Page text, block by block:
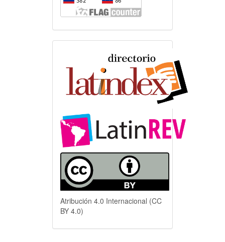
Indexación
Atribución 4.0 Internacional (CC
BY 4.0)